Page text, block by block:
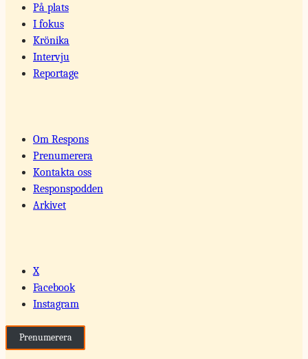
På plats
I fokus
Krönika
Intervju
Reportage
Om Respons
Prenumerera
Kontakta oss
Responspodden
Arkivet
X
Facebook
Instagram
Prenumerera